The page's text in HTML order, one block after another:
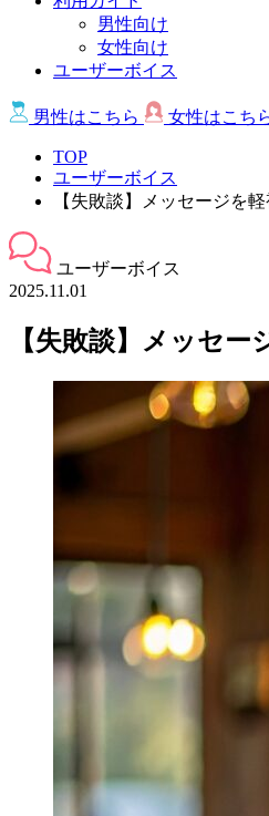
男性向け
女性向け
ユーザーボイス
男性はこちら 女性はこち
TOP
ユーザーボイス
【失敗談】メッセージを
ユーザーボイス
2025.11.01
【失敗談】メッセ